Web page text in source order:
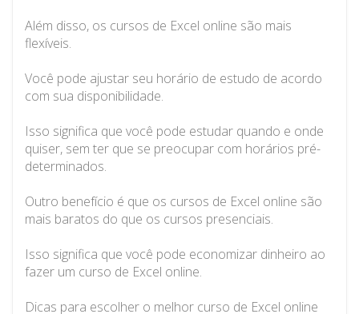
Além disso, os cursos de Excel online são mais
flexíveis.
Você pode ajustar seu horário de estudo de acordo
com sua disponibilidade.
Isso significa que você pode estudar quando e onde
quiser, sem ter que se preocupar com horários pré-
determinados.
Outro benefício é que os cursos de Excel online são
mais baratos do que os cursos presenciais.
Isso significa que você pode economizar dinheiro ao
fazer um curso de Excel online.
Dicas para escolher o melhor curso de Excel online